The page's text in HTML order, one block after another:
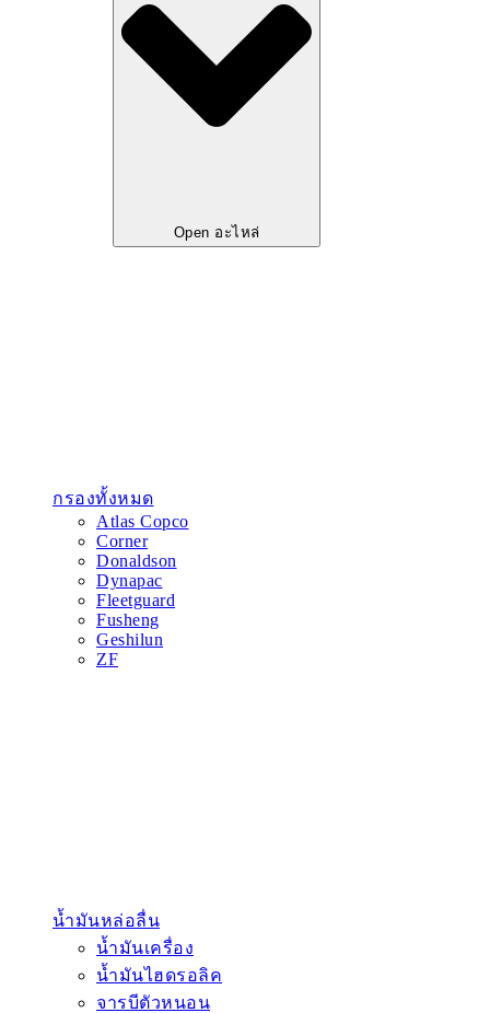
Open อะไหล่
กรองทั้งหมด
Atlas Copco
Corner
Donaldson
Dynapac
Fleetguard
Fusheng
Geshilun
ZF
น้ำมันหล่อลื่น
น้ำมันเครื่อง
น้ำมันไฮดรอลิค
จารบีตัวหนอน